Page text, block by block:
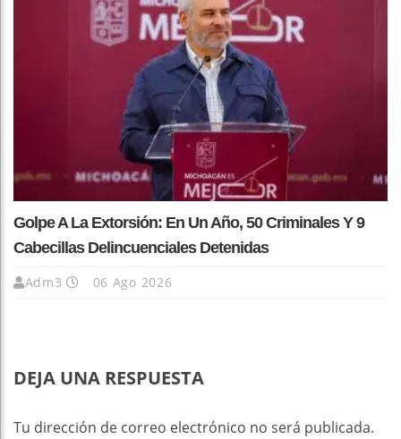
Golpe A La Extorsión: En Un Año, 50 Criminales Y 9
Cabecillas Delincuenciales Detenidas
Adm3 06 Ago 2026
DEJA UNA RESPUESTA
Tu dirección de correo electrónico no será publicada.